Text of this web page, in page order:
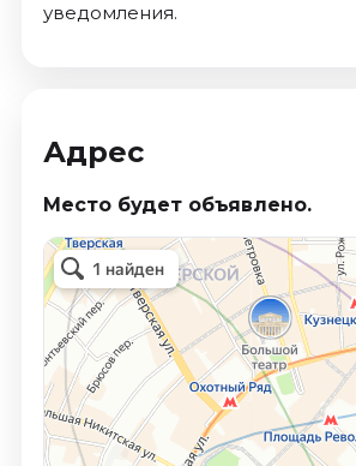
уведомления.
Адрес
Место будет объявлено.